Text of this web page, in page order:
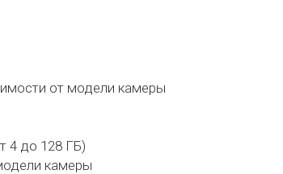
от модели камеры
4 до 128 ГБ)
камеры